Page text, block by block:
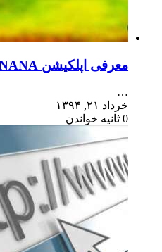
معرفی اپلکیشن APPNANA
…
خرداد ۲۱, ۱۳۹۴
0 ثانیه خواندن